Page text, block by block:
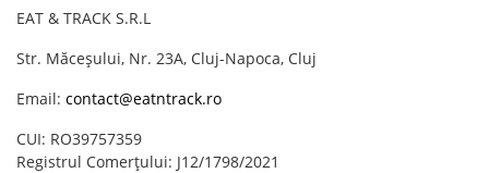
EAT & TRACK S.R.L
Str. Măceșului, Nr. 23A, Cluj-Napoca, Cluj
Email: contact@eatntrack.ro
CUI: RO39757359
Registrul Comerțului: J12/1798/2021